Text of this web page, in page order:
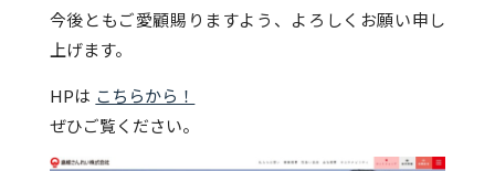
今後ともご愛顧賜りますよう、よろしくお願い申し
上げます。
HPは こちらから！
ぜひご覧ください。